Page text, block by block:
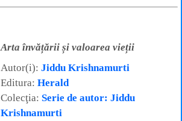
Arta învățării și valoarea vieții
Autor(i): Jiddu Krishnamurti
Editura: Herald
Colecţia: Serie de autor: Jiddu
Krishnamurti